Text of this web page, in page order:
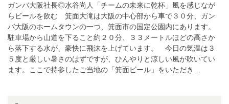
ガンバ大阪社長◎水谷尚人「チームの未来に乾杯」風を感じなが
らビールを飲む 箕面大滝は大阪の中心部から車で３０分、ガン
バ大阪のホームタウンの一つ、箕面市の国定公園内にあります。
駐車場から山道を下ること約２０分、３３メートルほどの高さか
ら落下する水が、豪快に飛沫を上げています。 今日の気温は３
５度と厳しい暑さのはずですが、ひんやりと涼しい風が吹いてい
ます。ここで持参したご当地の「箕面ビール」をいただき…